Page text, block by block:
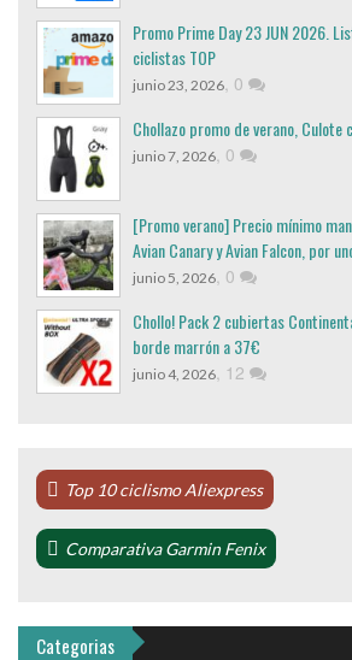
Promo Prime Day 23 JUN 2026.
ciclistas TOP
junio 23, 2026, 0
Chollazo promo de verano, Culote
junio 7, 2026, 0
[Promo verano] Precio mínimo
Avian Canary y Avian Falcon, por
junio 5, 2026, 0
Chollo! Pack 2 cubiertas
borde marrón a 37€
junio 4, 2026, 12
Top 10 ciclismo Aliexpress
Comparativa Garmin Fenix
Categorias